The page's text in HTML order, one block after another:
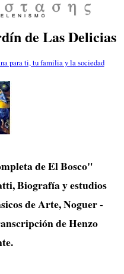
de Las Delicias
para ti, tu familia y la sociedad
de El Bosco"
Biografía y estudios
de Arte, Noguer -
de Henzo